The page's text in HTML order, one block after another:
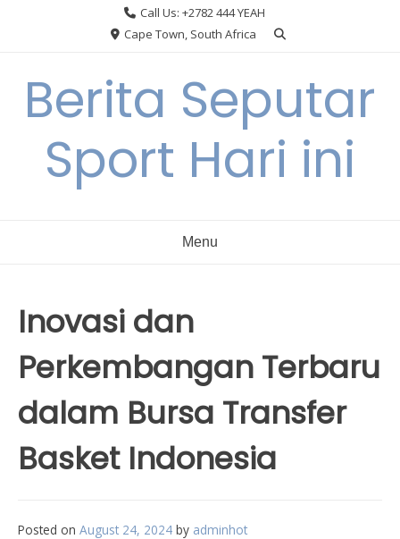
Call Us: +2782 444 YEAH
Cape Town, South Africa
Berita Seputar
Sport Hari ini
Menu
Inovasi dan
Perkembangan Terbaru
dalam Bursa Transfer
Basket Indonesia
Posted on August 24, 2024 by adminhot